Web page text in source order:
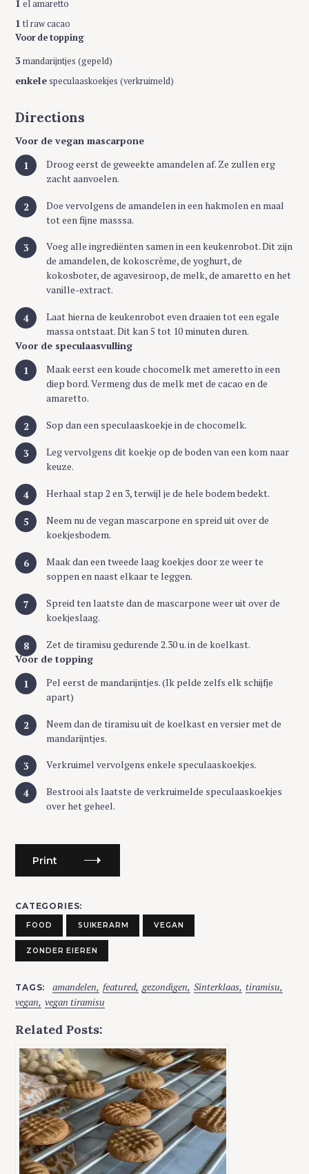
1 el amaretto
1 tl raw cacao
Voor de topping
3mandarijntjes (gepeld)
enkelespeculaaskoekjes (verkruimeld)
Directions
Voor de vegan mascarpone
Droog eerst de geweekte amandelen af. Ze zullen erg
zacht aanvoelen.
Doe vervolgens de amandelen in een hakmolen en maal
tot een fijne masssa.
Voeg alle ingrediënten samen in een keukenrobot. Dit zijn
de amandelen, de kokoscrème, de yoghurt, de
kokosboter, de agavesiroop, de melk, de amaretto en het
vanille-extract.
Laat hierna de keukenrobot even draaien tot een egale
massa ontstaat. Dit kan 5 tot 10 minuten duren.
Voor de speculaasvulling
Maak eerst een koude chocomelk met ameretto in een
diep bord. Vermeng dus de melk met de cacao en de
amaretto.
Sop dan een speculaaskoekje in de chocomelk.
Leg vervolgens dit koekje op de boden van een kom naar
keuze.
Herhaal stap 2 en 3, terwijl je de hele bodem bedekt.
Neem nu de vegan mascarpone en spreid uit over de
koekjesbodem.
Maak dan een tweede laag koekjes door ze weer te
soppen en naast elkaar te leggen.
Spreid ten laatste dan de mascarpone weer uit over de
koekjeslaag.
Zet de tiramisu gedurende 2.30 u. in de koelkast.
Voor de topping
Pel eerst de mandarijntjes. (Ik pelde zelfs elk schijfje
apart)
Neem dan de tiramisu uit de koelkast en versier met de
mandarijntjes.
Verkruimel vervolgens enkele speculaaskoekjes.
Bestrooi als laatste de verkruimelde speculaaskoekjes
over het geheel.
Print
CATEGORIES
FOOD SUIKERARM VEGAN
ZONDER EIEREN
TAGS amandelen featured gezondigen Sinterklaas tiramisu
vegan vegan tiramisu
Related Posts: